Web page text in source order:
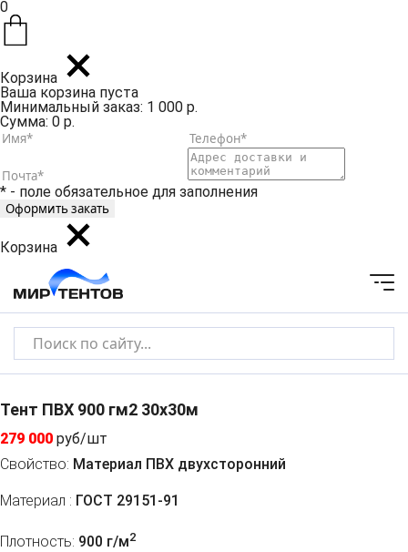
0
Корзина
Ваша корзина пуста
Минимальный заказ: 1 000 р.
Сумма: 0 р.
* - поле обязательное для заполнения
Корзина
Тент ПВХ 900 гм2 30х30м
279 000 руб/шт
Свойство: Материал ПВХ двухсторонний
Материал : ГОСТ 29151-91
Плотность: 900 г/м2